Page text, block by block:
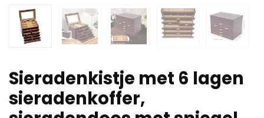
Sieradenkistje met 6 lagen
sieradenkoffer,